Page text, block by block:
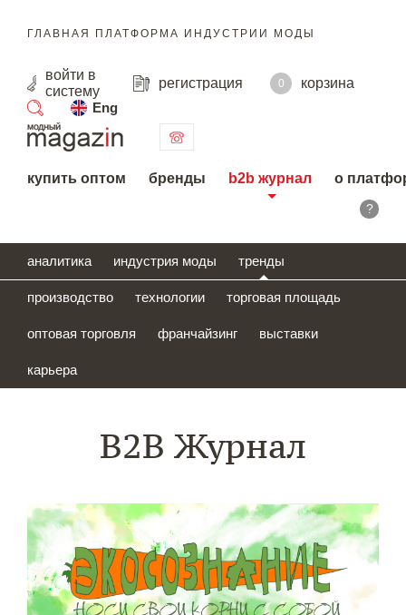
ГЛАВНАЯ ПЛАТФОРМА ИНДУСТРИИ МОДЫ
войти в
систему
регистрация 0
корзина
Eng
поиск
купить оптом бренды b2b журнал о
?
аналитика индустрия моды тренды
производство технологии торговая площадь
оптовая торговля франчайзинг выставки
карьера
B2B Журнал